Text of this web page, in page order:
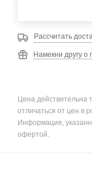
Рассчитать
Намекни другу о
Цена действительна
отличаться от цен в
Информация,
офертой.